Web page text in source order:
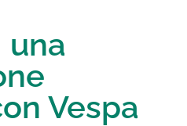
una
Vespa